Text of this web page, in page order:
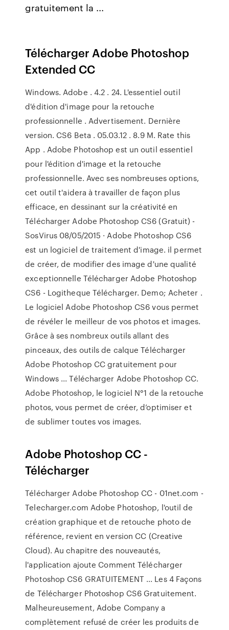
gratuitement la ...
Télécharger Adobe Photoshop
Extended CC
Windows. Adobe . 4.2 . 24. L'essentiel outil
d'édition d'image pour la retouche
professionnelle . Advertisement. Dernière
version. CS6 Beta . 05.03.12 . 8.9 M. Rate this
App . Adobe Photoshop est un outil essentiel
pour l'édition d'image et la retouche
professionnelle. Avec ses nombreuses options,
cet outil t'aidera à travailler de façon plus
efficace, en dessinant sur la créativité en
Télécharger Adobe Photoshop CS6 (Gratuit) -
SosVirus 08/05/2015 · Adobe Photoshop CS6
est un logiciel de traitement d'image. il permet
de créer, de modifier des image d'une qualité
exceptionnelle Télécharger Adobe Photoshop
CS6 - Logitheque Télécharger. Demo; Acheter .
Le logiciel Adobe Photoshop CS6 vous permet
de révéler le meilleur de vos photos et images.
Grâce à ses nombreux outils allant des
pinceaux, des outils de calque Télécharger
Adobe Photoshop CC gratuitement pour
Windows ... Télécharger Adobe Photoshop CC.
Adobe Photoshop, le logiciel N°1 de la retouche
photos, vous permet de créer, d’optimiser et
de sublimer toutes vos images.
Adobe Photoshop CC -
Télécharger
Télécharger Adobe Photoshop CC - 01net.com -
Telecharger.com Adobe Photoshop, l'outil de
création graphique et de retouche photo de
référence, revient en version CC (Creative
Cloud). Au chapitre des nouveautés,
l'application ajoute Comment Télécharger
Photoshop CS6 GRATUITEMENT ... Les 4 Façons
de Télécharger Photoshop CS6 Gratuitement.
Malheureusement, Adobe Company a
complètement refusé de créer les produits de